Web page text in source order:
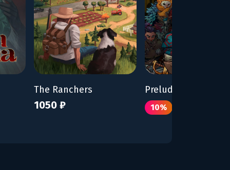
The Ranchers
1050 ₽
Prelude Dark Pain
10%